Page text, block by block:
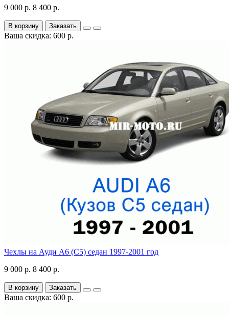
9 000 р. 8 400 р.
В корзину Заказать
Ваша скидка: 600 р.
Чехлы на Ауди А6 (С5) седан 1997-2001 год
9 000 р. 8 400 р.
В корзину Заказать
Ваша скидка: 600 р.